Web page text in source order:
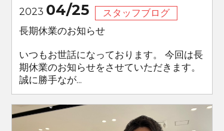
2023 04/25
スタッフブログ
長期休業のお知らせ
いつもお世話になっております。 今回は長
期休業のお知らせをさせていただきます。
誠に勝手なが...